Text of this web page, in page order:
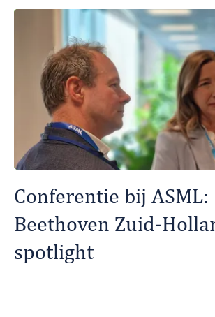
Conferentie bij ASML:
Beethoven Zuid-
spotlight